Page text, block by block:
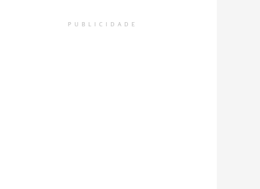
PUBLICIDADE